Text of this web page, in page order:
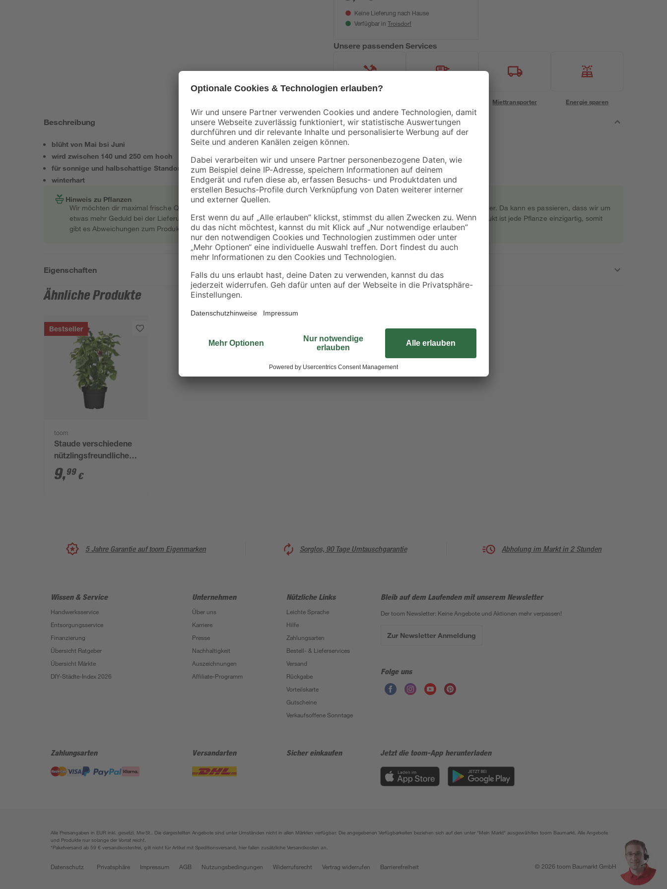
Keine Lieferung nach Hause
Verfügbar in Troisdorf
Unsere passenden Services
Miettransporter Energie sparen
Beschreibung
blüht von Mai bsi Juni
wird zwischen 140 und 250 cm hoch
für sonnige und halbschattige Standorte
winterhart
Hinweis zu Pflanzen
Wir möchten dir maximal frische Qualität garantieren. Deswegen ordern wir deine Pflanze erst nach der Bestellung direkt beim Gärtner. Da kann es passieren, dass wir um
etwas mehr Geduld bei der Lieferung bitten müssen. So kannst du dich über eine frische und gesunde Pflanze freuen! Als Naturprodukt ist jede Pflanze einzigartig, somit
gibt es Abweichungen zum Produktfoto.
Eigenschaften
Ähnliche Produkte
Bestseller
toom
Staude verschiedene
nützlingsfreundliche
Sorten 19 cm Topf
9,99 €
5 Jahre Garantie auf toom Eigenmarken Sorglos, 90 Tage Umtauschgarantie Abholung im Markt in 2 Stunden
Wissen & Service
Handwerksservice
Entsorgungsservice
Finanzierung
Übersicht Ratgeber
Übersicht Märkte
DIY-Städte-Index 2026
Unternehmen
Über uns
Karriere
Presse
Nachhaltigkeit
Auszeichnungen
Affiliate-Programm
Nützliche Links
Leichte Sprache
Hilfe
Zahlungsarten
Bestell- & Lieferservices
Versand
Rückgabe
Vorteilskarte
Gutscheine
Verkaufsoffene Sonntage
Bleib auf dem Laufenden mit unserem Newsletter
Der toom Newsletter: Keine Angebote und Aktionen mehr verpassen!
Zur Newsletter Anmeldung
Folge uns
Zahlungsarten Versandarten Sicher einkaufen Jetzt die toom-App herunterladen
Alle Preisangaben in EUR inkl. gesetzl. MwSt.. Die dargestellten Angebote sind unter Umständen nicht in allen Märkten verfügbar. Die angegebenen Verfügbarkeiten beziehen sich auf den unter "Mein Markt" ausgewählten toom Baumarkt. Alle Angebote
und Produkte nur solange der Vorrat reicht.
*Paketversand ab 59 € versandkostenfrei, gilt nicht für Artikel mit Speditionsversand, hier fallen zusätzliche Versandkosten an.
Datenschutz Privatsphäre Impressum AGB Nutzungsbedingungen Widerrufsrecht Vertrag widerrufen Barrierefreiheit © 2026 toom Baumarkt GmbH